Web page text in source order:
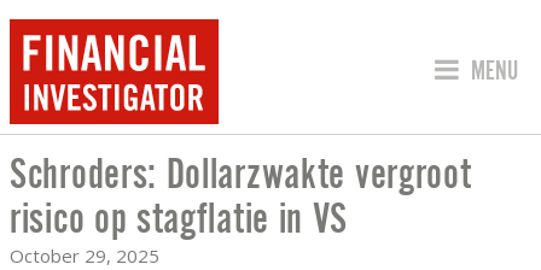
JUMP
MENU
SCHRODERS: DOLLARZWAKTE
Schroders: Dollarzwakte vergroot
risico op stagflatie in VS
October 29, 2025